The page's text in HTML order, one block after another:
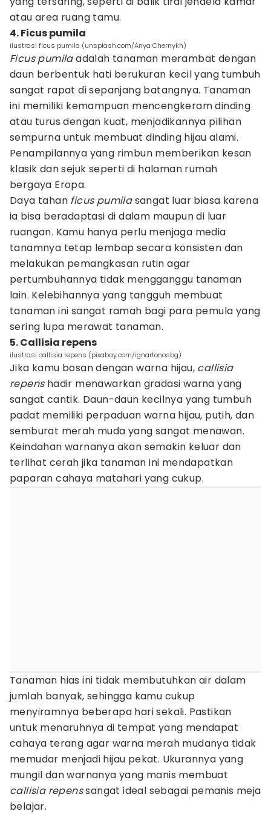
atau area ruang tamu.
4. Ficus pumila
ilustrasi ficus pumila (unsplash.com/Anya Chernykh)
Ficus pumilaadalah tanaman merambat dengan
daun berbentuk hati berukuran kecil yang tumbuh
sangat rapat di sepanjang batangnya. Tanaman
ini memiliki kemampuan mencengkeram dinding
atau turus dengan kuat, menjadikannya pilihan
sempurna untuk membuat dinding hijau alami.
Penampilannya yang rimbun memberikan kesan
klasik dan sejuk seperti di halaman rumah
bergaya Eropa.
Daya tahan ficus pumilasangat luar biasa karena
ia bisa beradaptasi di dalam maupun di luar
ruangan. Kamu hanya perlu menjaga media
tanamnya tetap lembap secara konsisten dan
melakukan pemangkasan rutin agar
pertumbuhannya tidak mengganggu tanaman
lain. Kelebihannya yang tangguh membuat
tanaman ini sangat ramah bagi para pemula yang
sering lupa merawat tanaman.
5. Callisia repens
ilustrasi callisia repens (pixabay.com/ignartonosbg)
Jika kamu bosan dengan warna hijau, callisia
repenshadir menawarkan gradasi warna yang
sangat cantik. Daun-daun kecilnya yang tumbuh
padat memiliki perpaduan warna hijau, putih, dan
semburat merah muda yang sangat menawan.
Keindahan warnanya akan semakin keluar dan
terlihat cerah jika tanaman ini mendapatkan
paparan cahaya matahari yang cukup.
Tanaman hias ini tidak membutuhkan air dalam
jumlah banyak, sehingga kamu cukup
menyiramnya beberapa hari sekali. Pastikan
untuk menaruhnya di tempat yang mendapat
cahaya terang agar warna merah mudanya tidak
memudar menjadi hijau pekat. Ukurannya yang
mungil dan warnanya yang manis membuat
callisia repenssangat ideal sebagai pemanis meja
belajar.